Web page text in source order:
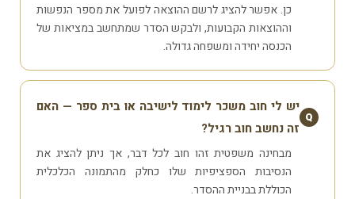
כן. אפשר להציג לרשם ההוצאה לפועל את מספר הנפשות
וההוצאות הקבועות, ולבקש הסדר שמתחשב במציאות של
הכנסה יחידה ומשפחה גדולה.
Q
יש לי חוב משכר לימוד לישיבה או בית ספר — האם
זה נחשב חוב רגיל?
מבחינה משפטית זהו חוב לכל דבר, אך ניתן להציג את
הנסיבות הספציפיות שלו כחלק מהתמונה הכלכלית
הכוללת בבניית ההסדר.